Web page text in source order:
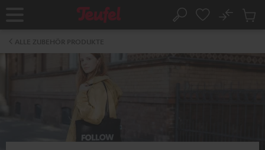
Startseite Suche
No